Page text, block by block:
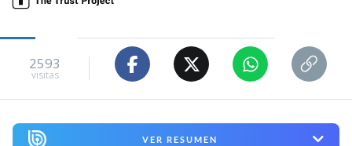
2593
visitas
VER RESUMEN